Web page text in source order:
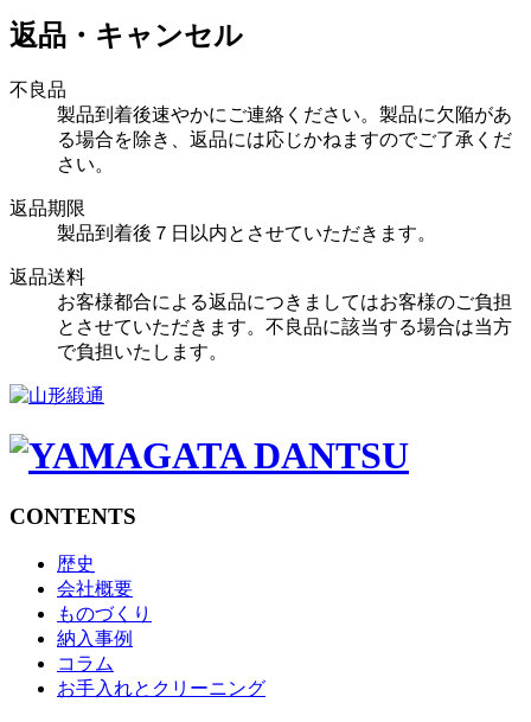
返品・キャンセル
不良品
製品到着後速やかにご連絡ください。製品に欠陥があ
る場合を除き、返品には応じかねますのでご了承くだ
さい。
返品期限
製品到着後７日以内とさせていただきます。
返品送料
お客様都合による返品につきましてはお客様のご負担
とさせていただきます。不良品に該当する場合は当方
で負担いたします。
CONTENTS
歴史
会社概要
ものづくり
納入事例
コラム
お手入れとクリーニング